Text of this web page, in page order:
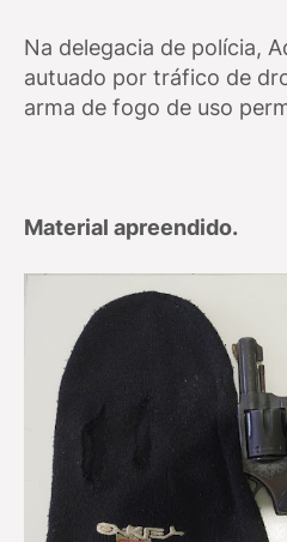
Na delegacia de polícia,
autuado por tráfico de
arma de fogo de uso
Material apreendido.